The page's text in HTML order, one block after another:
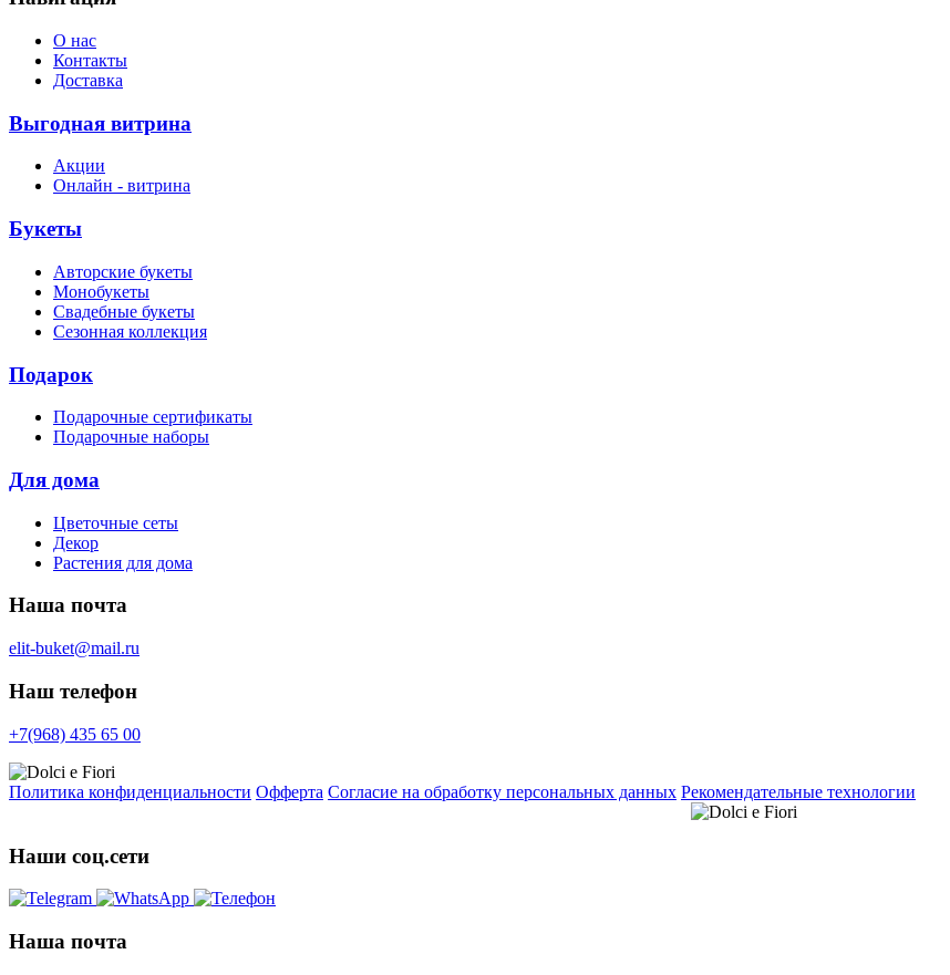
О нас
Контакты
Доставка
Выгодная витрина
Акции
Онлайн - витрина
Букеты
Авторские букеты
Монобукеты
Свадебные букеты
Сезонная коллекция
Подарок
Подарочные сертификаты
Подарочные наборы
Для дома
Цветочные сеты
Декор
Растения для дома
Наша почта
elit-buket@mail.ru
Наш телефон
+7(968) 435 65 00
Политика конфиденциальности Офферта Согласие на обработку персональных данных Рекомендательные технологии
Наши соц.сети
Наша почта